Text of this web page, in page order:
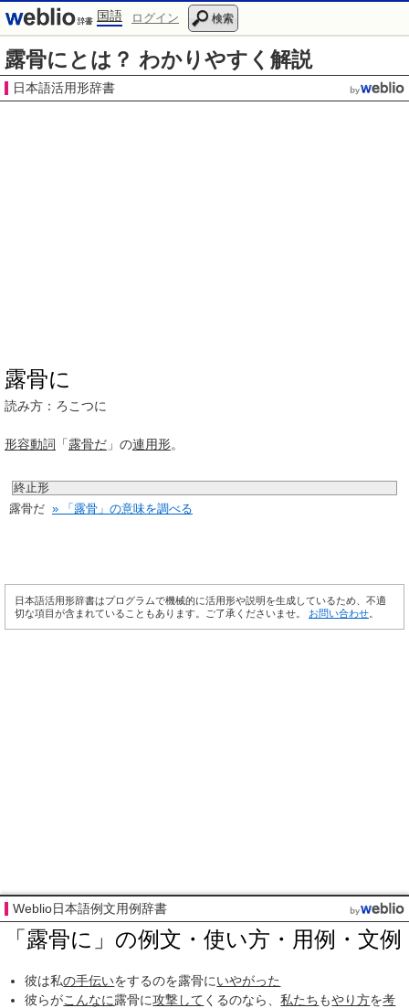
国語 ログイン 検索
露骨にとは？ わかりやすく解説
日本語活用形辞書
露骨に
読み方：ろこつに
形容動詞 「露骨だ 」の連用形。
終止形
露骨だ » 「露骨」の意味を調べる
日本語活用形辞書はプログラムで機械的に活用形や説明を生成しているため、不適
切な項目が含まれていることもあります。ご了承くださいませ。 お問い合わせ
Weblio日本語例文用例辞書
「露骨に」の例文・使い方・用例・文例
彼は私の手伝いをするのを露骨にいやがった
彼らがこんなに露骨に攻撃して くるのなら、私たちもやり方を考